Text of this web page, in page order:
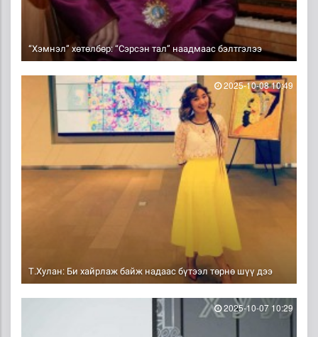
“Хэмнэл” хөтөлбөр: “Сэрсэн тал” наадмаас бэлтгэлээ
Т.Хулан: Би хайрлаж байж надаас бүтээл төрнө шүү дээ
2025-10-08 10:49
2025-10-07 10:29